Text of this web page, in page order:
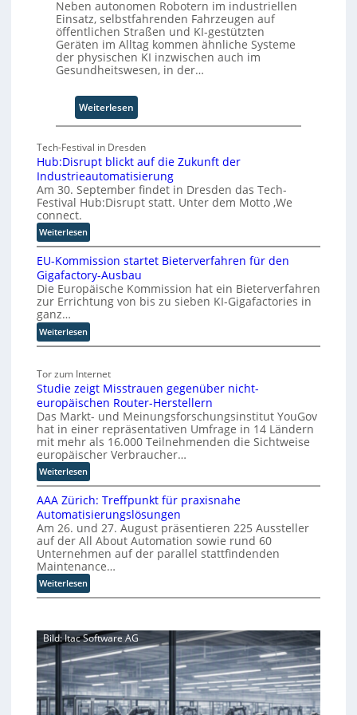
b
z
u
m
C
-
C
O
Neben autonomen Robotern im industriellen
Einsatz, selbstfahrenden Fahrzeugen auf
öffentlichen Straßen und KI-gestützten
Geräten im Alltag kommen ähnliche Systeme
der physischen KI inzwischen auch im
Gesundheitswesen, in der…
Weiterlesen:
F
n
f
S
c
h
i
t
t
e
f
d
S
k
a
l
i
r
u
n
g
p
h
c
h
e
r
K
Tech-Festival in Dresden
Hub:Disrupt blickt auf die Zukunft der
Industrieautomatisierung
Am 30. September findet in Dresden das Tech-
Festival Hub:Disrupt statt. Unter dem Motto ‚We
connect.
Weiterlesen:
H
u
b
:
D
s
r
p
t
b
l
i
c
k
t
a
u
f
d
i
e
Z
u
n
f
t
d
e
r
EU-Kommission startet Bieterverfahren für den
Gigafactory-Ausbau
Die Europäische Kommission hat ein Bieterverfahren
zur Errichtung von bis zu sieben KI-Gigafactories in
ganz…
Weiterlesen:
E
-
K
o
m
m
s
s
i
o
n
s
t
a
r
t
B
i
e
t
e
r
Tor zum Internet
Studie zeigt Misstrauen gegenüber nicht-
europäischen Router-Herstellern
Das Markt- und Meinungsforschungsinstitut YouGov
hat in einer repräsentativen Umfrage in 14 Ländern
mit mehr als 16.000 Teilnehmenden die Sichtweise
europäischer Verbraucher…
Weiterlesen:
S
t
u
d
i
e
z
e
i
t
M
i
s
s
t
AAA Zürich: Treffpunkt für praxisnahe
Automatisierungslösungen
Am 26. und 27. August präsentieren 225 Aussteller
auf der All About Automation sowie rund 60
Unternehmen auf der parallel stattfindenden
Maintenance…
Weiterlesen:
A
Z
ü
r
i
c
h
Bild: Itac Software AG